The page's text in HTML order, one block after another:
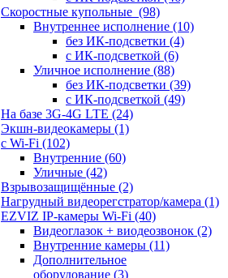
Скоростные купольные (98)
Внутреннее исполнение (10)
без ИК-подсветки (4)
с ИК-подсветкой (6)
Уличное исполнение (88)
без ИК-подсветки (39)
с ИК-подсветкой (49)
На базе 3G-4G LTE (24)
Экшн-видеокамеры (1)
с Wi-Fi (102)
Внутренние (60)
Уличные (42)
Взрывозащищённые (2)
Нагрудный видеорегстратор/камера (1)
EZVIZ IP-камеры Wi-Fi (40)
Видеоглазок + виодеозвонок (2)
Внутренние камеры (11)
Дополнительное
оборудование (3)